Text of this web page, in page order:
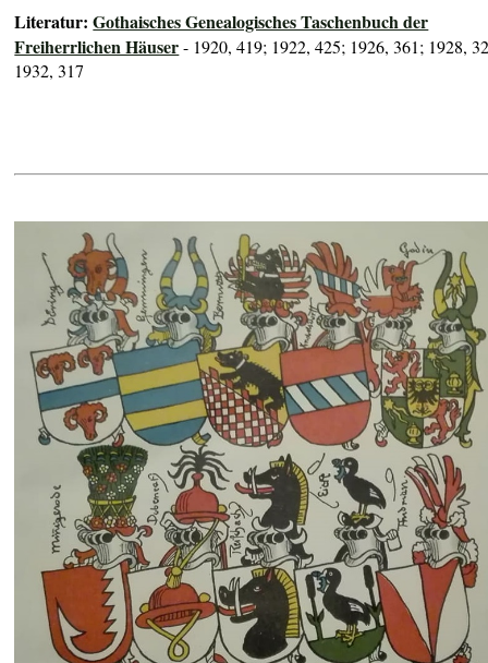
Literatur:Gothaisches Genealogisches Taschenbuch der
Freiherrlichen Häuser- 1920, 419; 1922, 425; 1926, 361; 1928,
1932, 317